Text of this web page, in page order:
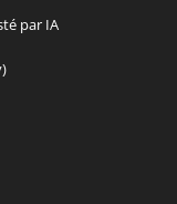
par IA